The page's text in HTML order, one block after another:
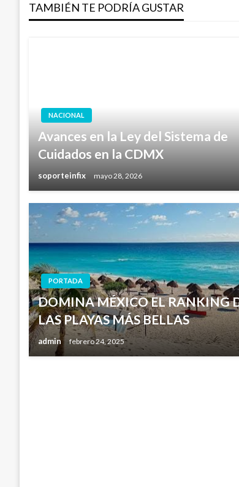
entradas
TAMBIÉN TE PODRÍA GUSTAR
NACIONAL
Avances en la Ley del Sistema de
Cuidados en la CDMX
soporteinfix mayo 28, 2026
PORTADA
DOMINA MÉXICO EL RANKING
LAS PLAYAS MÁS BELLAS
admin febrero 24, 2025